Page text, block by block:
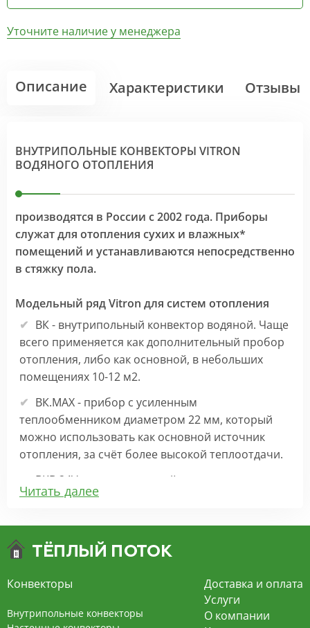
Уточните наличие у менеджера
Описание Характеристики Отзывы
ВНУТРИПОЛЬНЫЕ КОНВЕКТОРЫ VITRON
ВОДЯНОГО ОТОПЛЕНИЯ
производятся в России с 2002 года. Приборы
служат для отопления сухих и влажных*
помещений и устанавливаются непосредственно
в стяжку пола.
Модельный ряд Vitron для систем отопления
ВК - внутрипольный конвектор водяной. Чаще
всего применяется как дополнительный пробор
отопления, либо как основной, в небольших
помещениях 10-12 м2.
ВК.МАХ - прибор с усиленным
теплообменником диаметром 22 мм, который
можно использовать как основной источник
отопления, за счёт более высокой теплоотдачи.
ВКВ 24V – внутрипольный конвектор
отопления с вентилятором на 24В подходит для
экономит электроэнергию и бесшумно работает.
конвекцией на 220В. За счет тангенциального
вентилятора создает принудительную
Читать далее
Конвекторы
Внутрипольные конвекторы
Доставка и оплата
Услуги
О компании